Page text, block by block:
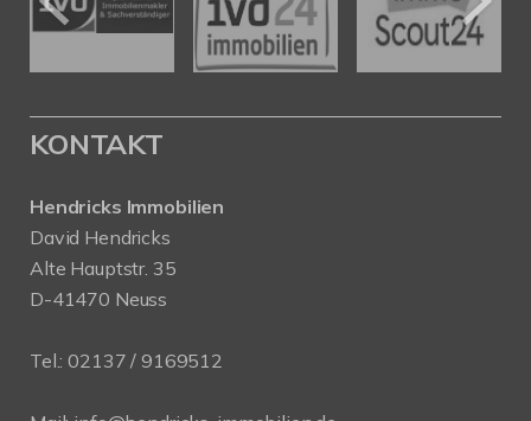
KONTAKT
Hendricks Immobilien
David Hendricks
Alte Hauptstr. 35
D-41470 Neuss
Tel.: 02137 / 9169512